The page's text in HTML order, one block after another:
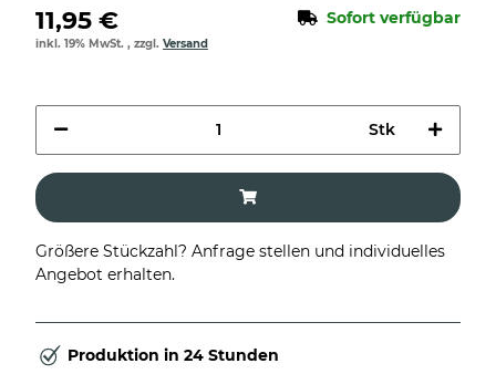
11,95 € Sofort verfügbar
inkl. 19% MwSt. , zzgl. Versand
Stk
Größere Stückzahl? Anfrage stellen und individuelles
Angebot erhalten.
Produktion in 24 Stunden